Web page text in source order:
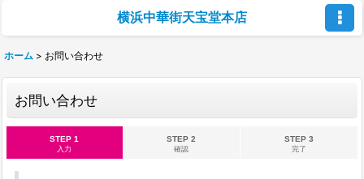
横浜中華街天宝堂本店
ホーム > お問い合わせ
お問い合わせ
STEP 1
入力
STEP 2
確認
STEP 3
完了